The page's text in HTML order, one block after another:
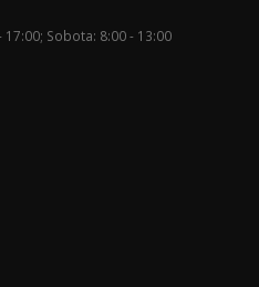
17:00; Sobota: 8:00 - 13:00